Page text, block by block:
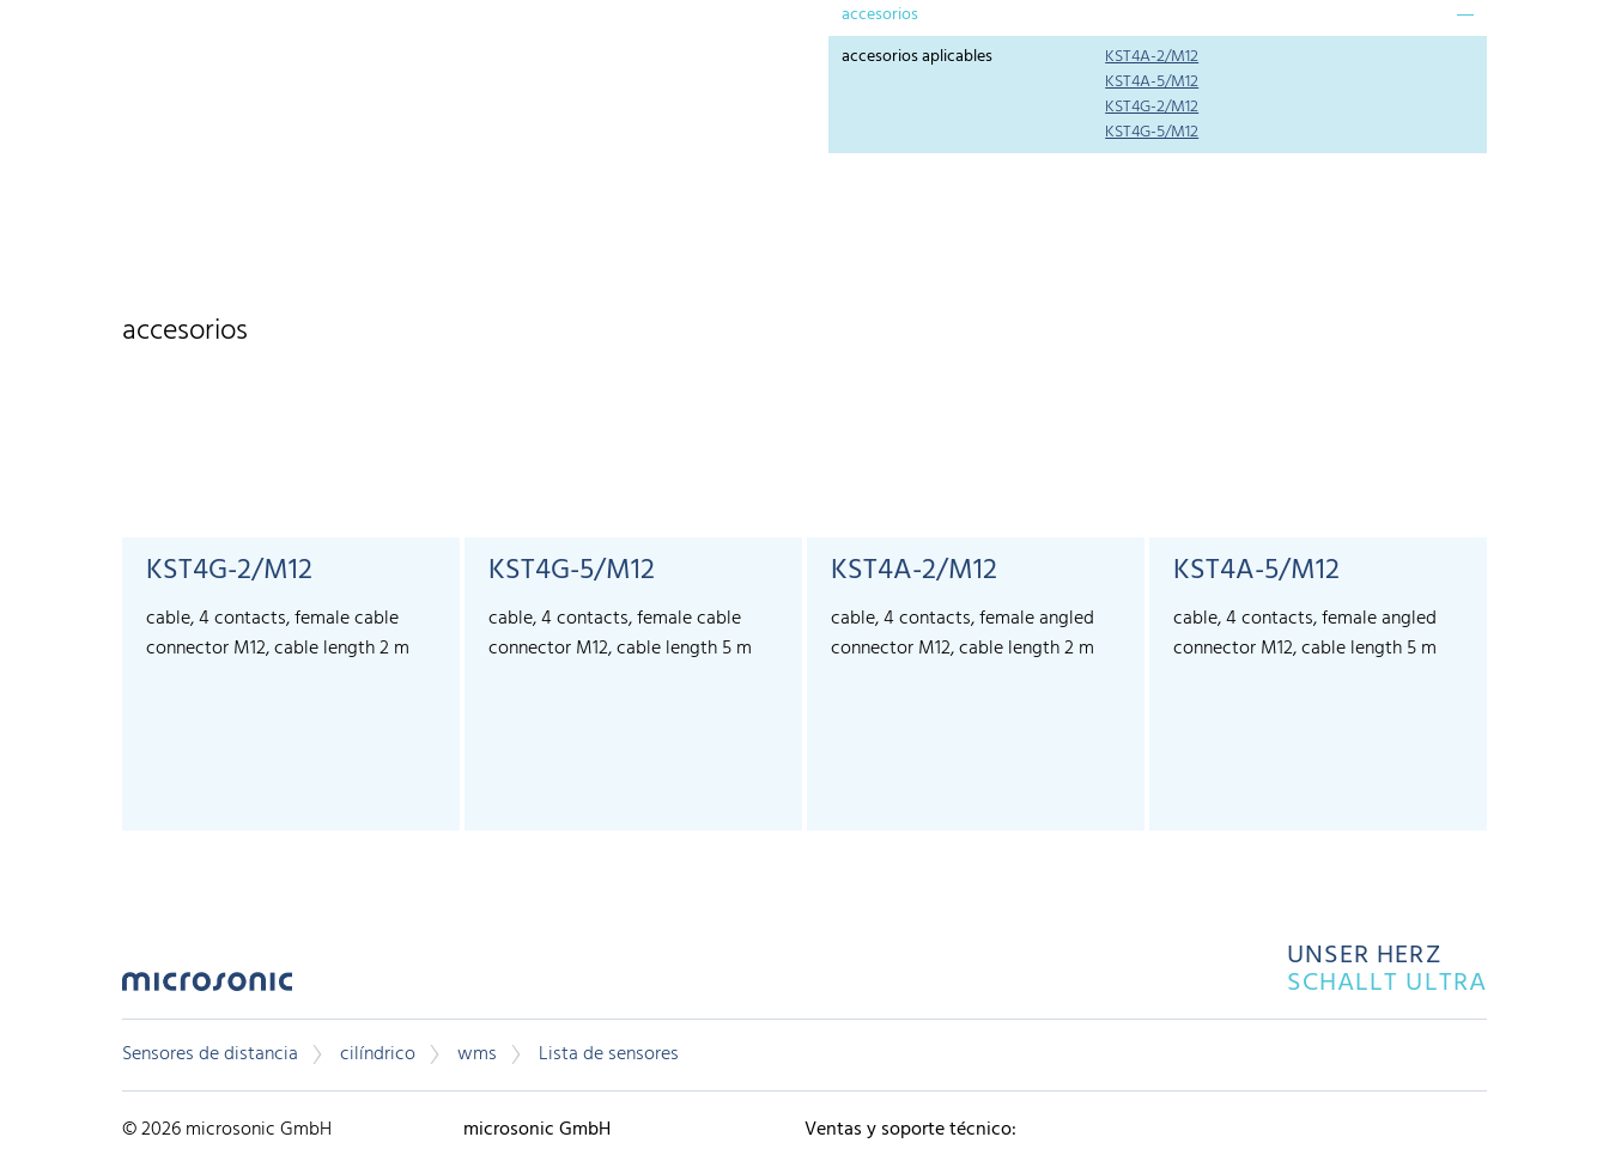
accesorios
accesorios aplicables
KST4A-2/M12
KST4A-5/M12
KST4G-2/M12
KST4G-5/M12
accesorios
KST4G-2/M12
cable, 4 contacts, female cable
connector M12, cable length 2 m
KST4G-5/M12
cable, 4 contacts, female cable
connector M12, cable length 5 m
KST4A-2/M12
cable, 4 contacts, female angled
connector M12, cable length 2 m
KST4A-5/M12
cable, 4 contacts, female angled
connector M12, cable length 5 m
UNSER HERZ
SCHALLT ULTRA
Sensores de distancia cilíndrico wms Lista de sensores
© 2026 microsonic GmbH
microsonic GmbH
Ventas y soporte técnico: